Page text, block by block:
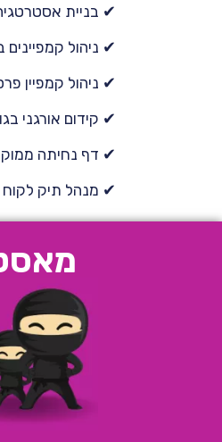
✔ בניית
✔ ניהול
✔ ניהול קמפיין
✔ קידום אורגני
✔ דף נחיתה
✔ מנהל תיק לקוח